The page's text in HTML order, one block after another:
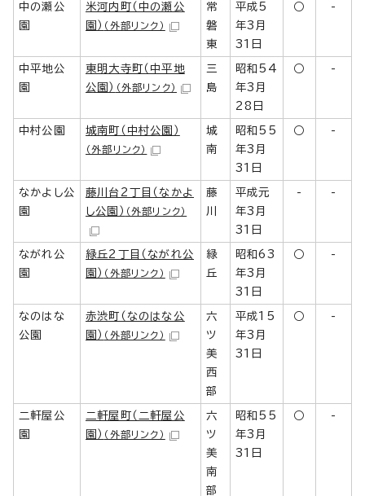
中の瀬公
園
米河内町（中の瀬公
園） （外部リンク）
常
磐
東
平成5
年3月
31日
○ -
中平地公
園
東明大寺町（中平地
公園） （外部リンク）
三
島
昭和54
年3月
28日
○ -
中村公園 城南町（中村公園）
（外部リンク）
城
南
昭和55
年3月
31日
○ -
なかよし公
園
藤川台2丁目（なかよ
し公園） （外部リンク）
藤
川
平成元
年3月
31日
- -
ながれ公
園
緑丘2丁目（ながれ公
園） （外部リンク）
緑
丘
昭和63
年3月
31日
○ -
なのはな
公園
赤渋町（なのはな公
園） （外部リンク）
六
ツ
美
西
部
平成15
年3月
31日
○ -
二軒屋公
園
二軒屋町（二軒屋公
園） （外部リンク）
六
ツ
美
南
部
昭和55
年3月
31日
○ -